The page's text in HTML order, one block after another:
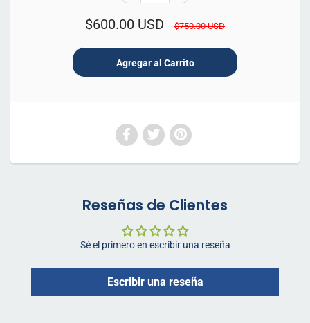
$600.00 USD $750.00 USD
Reseñas de Clientes
Sé el primero en escribir una reseña
Escribir una reseña